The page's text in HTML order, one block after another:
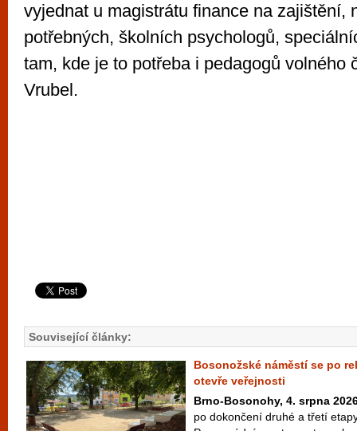
vyjednat u magistrátu finance na zajištění,
potřebných, školních psychologů,
tam, kde je to potřeba i pedagogů volného
Vrubel.
Související články:
Bosonožské náměstí se po
otevře veřejnosti
Brno-Bosonohy, 4. srpna
po dokončení druhé a třetí